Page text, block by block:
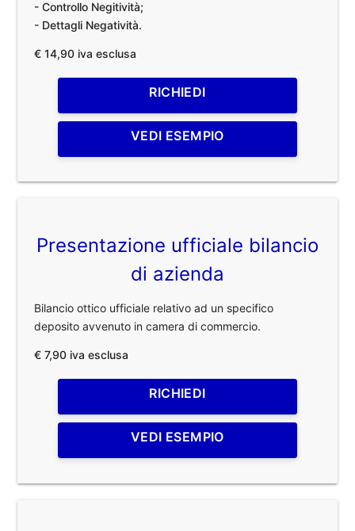
- Controllo Negitività;
- Dettagli Negatività.
€ 14,90 iva esclusa
RICHIEDI
VEDI ESEMPIO
Presentazione ufficiale bilancio
di azienda
Bilancio ottico ufficiale relativo ad un specifico
deposito avvenuto in camera di commercio.
€ 7,90 iva esclusa
RICHIEDI
VEDI ESEMPIO